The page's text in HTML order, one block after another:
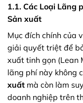
1.1. Các Loại Lãng
Sản xuất
Mục đích chính của
giải quyết triệt để
xuất tinh gọn (Lean
lãng phí này không
xuất mà còn làm
doanh nghiệp trên